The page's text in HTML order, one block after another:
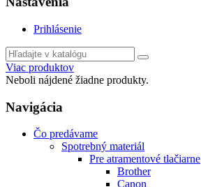
Prihlásenie
Viac produktov
Neboli nájdené žiadne produkty.
Navigácia
Čo predávame
Spotrebný materiál
Pre atramentové tlačiarne
Brother
Canon